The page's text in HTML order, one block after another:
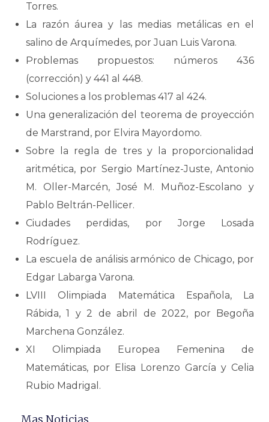
Torres.
La razón áurea y las medias metálicas en el
salino de Arquímedes, por Juan Luis Varona.
Problemas propuestos: números 436
(corrección) y 441 al 448.
Soluciones a los problemas 417 al 424.
Una generalización del teorema de proyección
de Marstrand, por Elvira Mayordomo.
Sobre la regla de tres y la proporcionalidad
aritmética, por Sergio Martínez-Juste, Antonio
M. Oller-Marcén, José M. Muñoz-Escolano y
Pablo Beltrán-Pellicer.
Ciudades perdidas, por Jorge Losada
Rodríguez.
La escuela de análisis armónico de Chicago, por
Edgar Labarga Varona.
LVIII Olimpiada Matemática Española, La
Rábida, 1 y 2 de abril de 2022, por Begoña
Marchena González.
XI Olimpiada Europea Femenina de
Matemáticas, por Elisa Lorenzo García y Celia
Rubio Madrigal.